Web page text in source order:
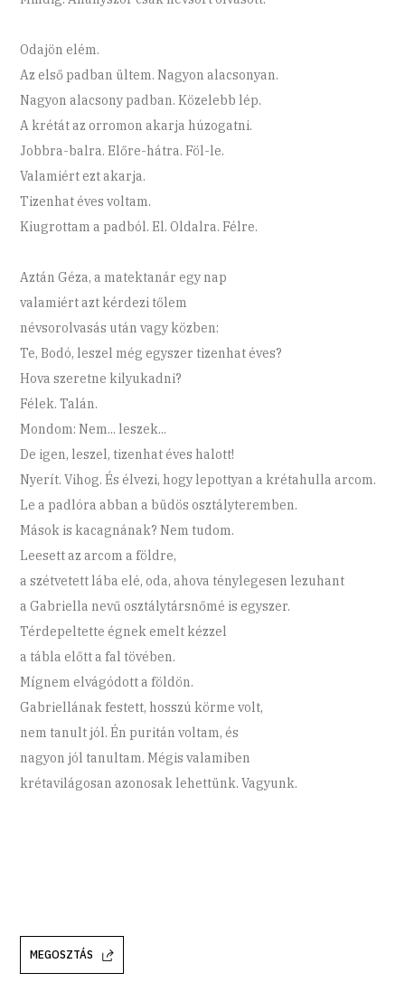
Odajön elém.
Az első padban ültem. Nagyon alacsonyan.
Nagyon alacsony padban. Közelebb lép.
A krétát az orromon akarja húzogatni.
Jobbra-balra. Előre-hátra. Föl-le.
Valamiért ezt akarja.
Tizenhat éves voltam.
Kiugrottam a padból. El. Oldalra. Félre.
Aztán Géza, a matektanár egy nap
valamiért azt kérdezi tőlem
névsorolvasás után vagy közben:
Te, Bodó, leszel még egyszer tizenhat éves?
Hova szeretne kilyukadni?
Félek. Talán.
Mondom: Nem... leszek...
De igen, leszel, tizenhat éves halott!
Nyerít. Vihog. És élvezi, hogy lepottyan a krétahulla arcom.
Le a padlóra abban a büdös osztályteremben.
Mások is kacagnának? Nem tudom.
Leesett az arcom a földre,
a szétvetett lába elé, oda, ahova ténylegesen lezuhant
a Gabriella nevű osztálytársnőmé is egyszer.
Térdepeltette égnek emelt kézzel
a tábla előtt a fal tövében.
Mígnem elvágódott a földön.
Gabriellának festett, hosszú körme volt,
nem tanult jól. Én puritán voltam, és
nagyon jól tanultam. Mégis valamiben
krétavilágosan azonosak lehettünk. Vagyunk.
MEGOSZTÁS